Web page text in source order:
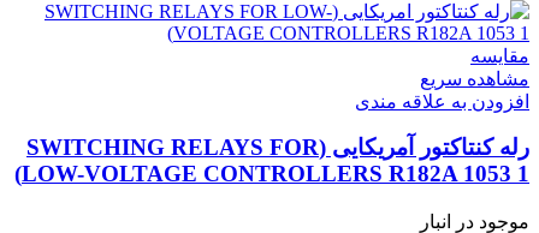
مقایسه
مشاهده سریع
افزودن به علاقه مندی
رله کنتاکتور آمریکایی (SWITCHING RELAYS FOR
LOW-VOLTAGE CONTROLLERS R182A 1053 1)
موجود در انبار